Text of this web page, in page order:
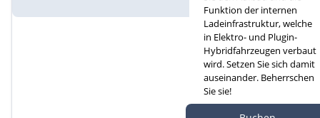
Funktion der internen
Ladeinfrastruktur, welche
in Elektro- und Plugin-
Hybridfahrzeugen verbaut
wird. Setzen Sie sich damit
auseinander. Beherrschen
Sie sie!